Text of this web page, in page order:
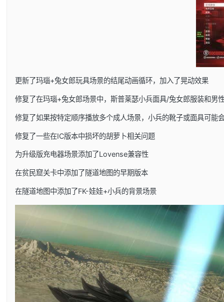
更新了玛瑙+兔女郎玩具场景的结尾动画循环，加入了晃动效果
修复了在玛瑙+兔女郎场景中，斯普莱瑟小兵面具/兔女郎服装和男
修复了如果按特定顺序播放多个成人场景，小兵的靴子或面具可能
修复了一些在IC版本中损坏的胡萝卜相关问题
为升级版充电器场景添加了Lovense兼容性
在贫民窟关卡中添加了隧道地图的早期版本
在隧道地图中添加了FK-娃娃+小兵的背景场景